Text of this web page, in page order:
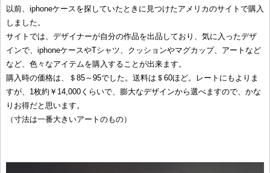
以前、iphoneケースを探していたときに見つけたアメリカのサイトで購入
しました。
サイトでは、デザイナーが自分の作品を出品しており、気に入ったデザ
インで、iphoneケースやTシャツ、クッションやマグカップ、アートなど
など、色々なアイテムを購入することが出来ます。
購入時の価格は、＄85～95でした。送料は＄60ほど。レートにもよりま
すが、1枚約￥14,000くらいで、膨大なデザインから選べますので、かな
りお得だと思います。
（寸法は一番大きいアートのもの）